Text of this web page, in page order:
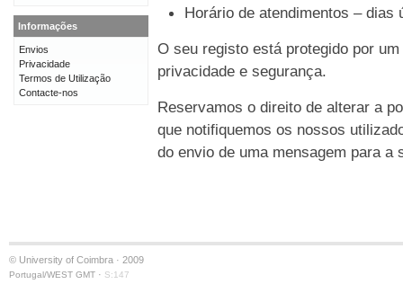
Horário de atendimentos – dias
O seu registo está protegido por
privacidade e segurança.
Reservamos o direito de alterar a
que notifiquemos os nossos
do envio de uma mensagem para
Informações
Envios
Privacidade
Termos de Utilização
Contacte-nos
© University of Coimbra · 2009
Portugal/WEST GMT · S:147